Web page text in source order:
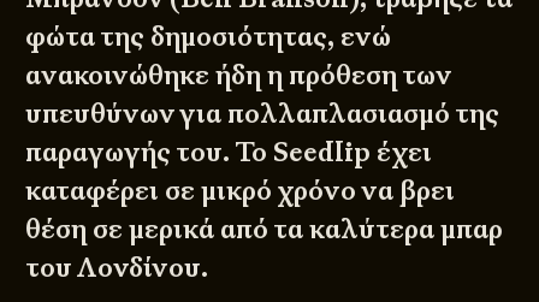
φώτα της δημοσιότητας, ενώ
ανακοινώθηκε ήδη η πρόθεση των
υπευθύνων για πολλαπλασιασμό της
παραγωγής του. Το Seedlip έχει
καταφέρει σε μικρό χρόνο να βρει
θέση σε μερικά από τα καλύτερα μπαρ
του Λονδίνου.